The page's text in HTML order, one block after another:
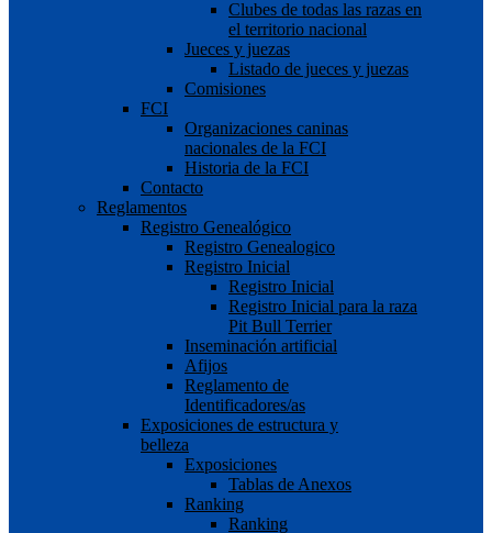
Clubes de todas las razas en
el territorio nacional
Jueces y juezas
Listado de jueces y juezas
Comisiones
FCI
Organizaciones caninas
nacionales de la FCI
Historia de la FCI
Contacto
Reglamentos
Registro Genealógico
Registro Genealogico
Registro Inicial
Registro Inicial
Registro Inicial para la raza
Pit Bull Terrier
Inseminación artificial
Afijos
Reglamento de
Identificadores/as
Exposiciones de estructura y
belleza
Exposiciones
Tablas de Anexos
Ranking
Ranking